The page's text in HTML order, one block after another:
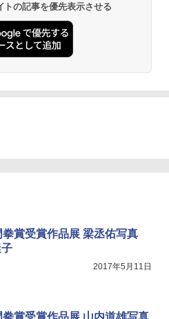
の記事を優先表示させる
賞受賞作品展 梁丞佑写真
2017年5月11日
賞受賞作品展 山内道雄写真